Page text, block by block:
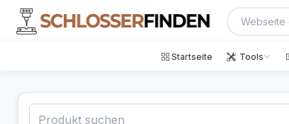
Startseite Tools